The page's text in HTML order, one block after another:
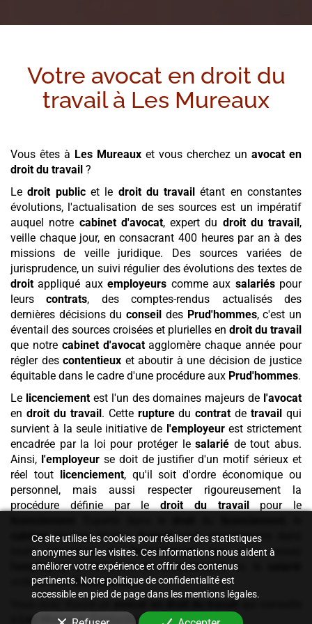
Votre avocat en droit du
travail à Les Mureaux
Vous êtes à Les Mureaux et vous cherchez un avocat en
droit du travail ?
Ledroit publicet le droit du travail étant en constantes
évolutions, l'actualisation de ses sources est un impératif
auquel notre cabinet d'avocat, expert du droit du travail,
veille chaque jour, en consacrant 400 heures par an à des
missions de veille juridique. Des sources variées de
jurisprudence, un suivi régulier des évolutions des textes de
droit appliqué auxemployeurs comme aux salariéspour
leurscontrats, des comptes-rendus actualisés des
dernières décisions duconseil des Prud'hommes, c'est un
éventail des sources croisées et plurielles en droit du travail
que notre cabinet d'avocatagglomère chaque année pour
régler descontentieux et aboutir à une décision de justice
équitable dans le cadre d'une procédure aux Prud'hommes.
Le licenciementest l'un des domaines majeurs de l'avocat
en droit du travail. Cette ruptureducontrat detravail qui
survient à la seule initiative de l'employeurest strictement
encadrée par la loi pour protéger lesalarié de tout abus.
Ainsi, l'employeurse doit de justifier d'un motif sérieux et
réel tout licenciement, qu'il soit d'ordre économique ou
personnel, mais aussi respecter rigoureusement la
procédure définie par ledroit du travailpour le
cabinetMaryse Afonso Avocatvous accompagne dans
toute procédure delicenciement, que vous soyez
l'employeurà l'initiative dulicenciement, ou le
victime d'unlicenciement.
Vous avez trouvé un
avocat en droit du travail
Les Mureaux. Contactez-nous.
Ce site utilise les cookies pour réaliser des statistiques
anonymes sur les visites. Ces informations nous aident à
améliorer votre expérience et offrir des contenus
pertinents. Notre politique de confidentialité est
accessible en pied de page dans les mentions légales.